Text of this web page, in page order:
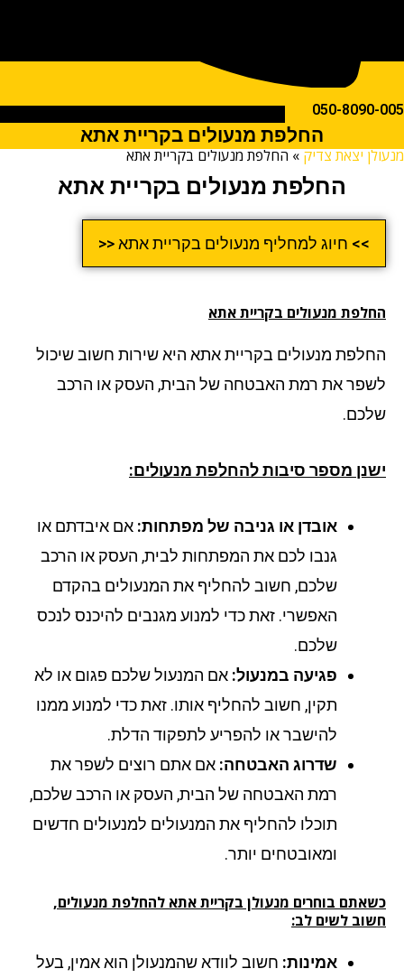
050-
החלפת מנעולים בקריית אתא
יצאת צדיק»החלפת מנעולים בקריית אתא
החלפת מנעולים בקריית אתא
>> חיוג למחליף מנעולים בקריית אתא <<
מנעולים בקריית אתא
מנעולים בקריית אתא היא שירות חשוב שיכול
את רמת האבטחה של הבית, העסק או הרכב
מספר סיבות להחלפת מנעולים:
אובדן או גניבה של מפתחות:אם איבדתם או
גנבו לכם את המפתחות לבית, העסק או הרכב
שלכם, חשוב להחליף את המנעולים בהקדם
האפשרי. זאת כדי למנוע מגנבים להיכנס לנכס
שלכם.
פגיעה במנעול:אם המנעול שלכם פגום או לא
תקין, חשוב להחליף אותו. זאת כדי למנוע ממנו
להישבר או להפריע לתפקוד הדלת.
שדרוג האבטחה:אם אתם רוצים לשפר את
רמת האבטחה של הבית, העסק או הרכב שלכם,
תוכלו להחליף את המנעולים למנעולים חדשים
ומאובטחים יותר.
בוחרים מנעולן בקריית אתא להחלפת מנעולים,
לשים לב:
אמינות:חשוב לוודא שהמנעולן הוא אמין, בעל